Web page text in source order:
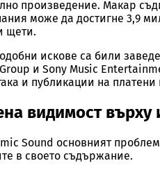
произведение. Макар
може да достигне 3,9
щети.
искове са били
и Sony Music
и публикации на
видимост върху
Sound основният проблем
в своето съдържание.